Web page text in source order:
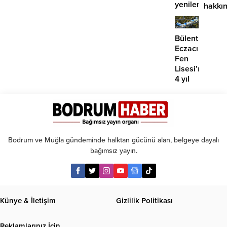
yenilerinin
önü
mü
açılıyor?
Bülent
Eczacıbaşı
Fen
Lisesi’nde
4 yıl
Bodrum ve Muğla gündeminde halktan gücünü alan, belgeye dayalı
bağımsız yayın.
Künye & İletişim Gizlilik Politikası